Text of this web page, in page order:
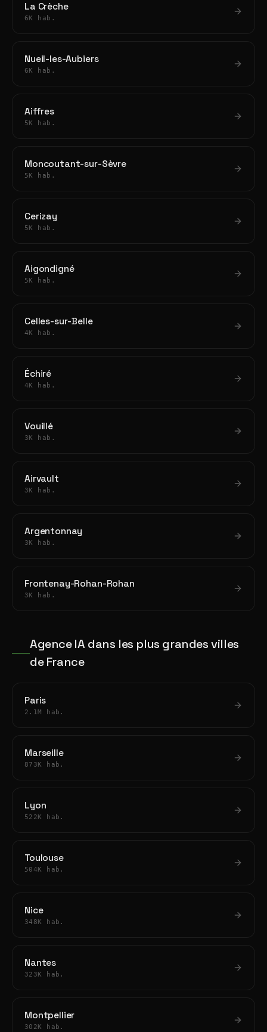
La Crèche
6K hab.
Nueil-les-Aubiers
6K hab.
Aiffres
5K hab.
Moncoutant-sur-Sèvre
5K hab.
Cerizay
5K hab.
Aigondigné
5K hab.
Celles-sur-Belle
4K hab.
Échiré
4K hab.
Vouillé
3K hab.
Airvault
3K hab.
Argentonnay
3K hab.
Frontenay-Rohan-Rohan
3K hab.
Agence IA dans les plus grandes villes
de France
Paris
2.1M hab.
Marseille
873K hab.
Lyon
522K hab.
Toulouse
504K hab.
Nice
348K hab.
Nantes
323K hab.
Montpellier
302K hab.